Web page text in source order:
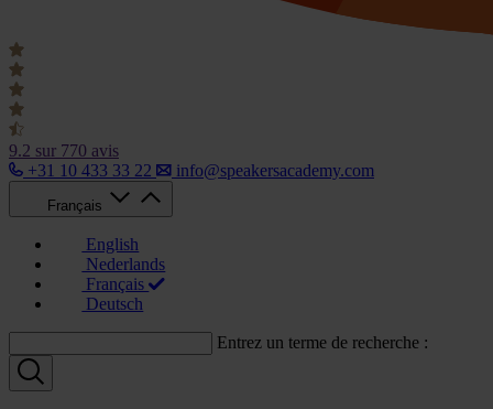
9.2 sur 770 avis
+31 10 433 33 22
info@speakersacademy.com
Français
English
Nederlands
Français
Deutsch
Entrez un terme de recherche :